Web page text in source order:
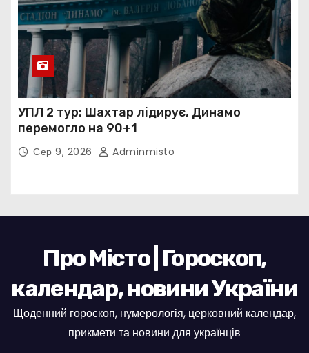
УПЛ 2 тур: Шахтар лідирує, Динамо
перемогло на 90+1
Сер 9, 2026 Adminmisto
Про Місто | Гороскоп,
календар, новини України
Щоденний гороскоп, нумерологія, церковний календар,
прикмети та новини для українців